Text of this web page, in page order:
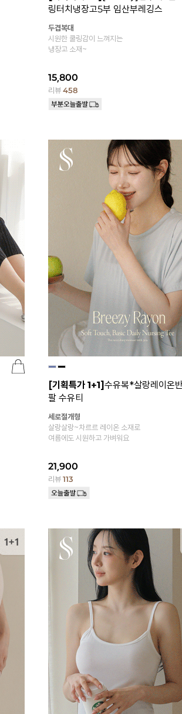
링터치냉장고5부 임산부레깅스
두겹복대
시원한 쿨링감이 느껴지는
냉장고 소재~
15,800
리뷰 458
[기획특가 1+1]수유복*살랑레이온
팔 수유티
세로절개형
살랑살랑~차르르 레이온 소재로
여름에도 시원하고 가벼워요
21,900
리뷰 113